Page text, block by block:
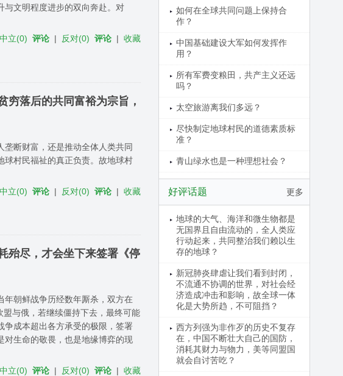
与文明程度进步的双向奔赴。对
中立(0) 评论 | 反对(0) 评论 |收藏
穷落后的共同富裕为宗旨，
断财富，还是推动全体人类共同
球村民福祉的真正负责。故地球村
中立(0) 评论 | 反对(0) 评论 |收藏
殆尽，才会坐下来签署《停
年朝鲜战争历经数年厮杀，双方在
与俄，若继续僵持下去，最终可能
争成本超出各方承受的极限，签署
对生命的敬畏，也是地缘博弈的现
中立(0) 评论 | 反对(0) 评论 |收藏
如何在全球共同问题上保持合
作？
中国基础建设大军如何发挥作
用？
所有军费变粮田，共产主义还远
吗？
太空旅游离我们多远？
尽快制定地球村民的道德素质标
准？
青山绿水也是一种理想社会？
更多
好评话题
地球的大气、海洋和微生物都是
无国界且自由流动的，全人类应
行动起来，共同整治我们赖以生
存的地球？
新冠肺炎肆虐让我们看到封闭，
不流通不协调的世界，对社会经
济造成冲击和影响，故全球一体
化是大势所趋，不可阻挡？
西方列强为非作歹的历史不复存
在，中国不断壮大自己的国防，
消耗其财力与物力，美等同盟国
就会自讨苦吃？